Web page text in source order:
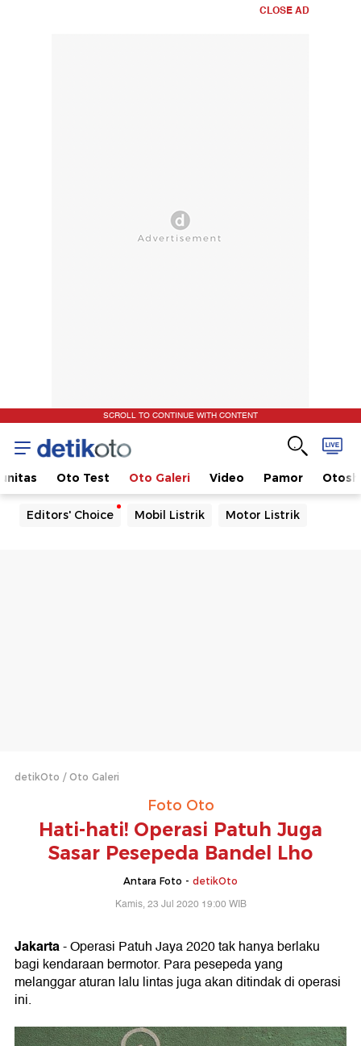
CLOSE AD
SCROLL TO CONTINUE WITH CONTENT
Oto Test Oto Galeri Video Pamor
Editors' Choice Mobil Listrik Motor Listrik
detikOto Oto Galeri
Foto Oto
Hati-hati! Operasi Patuh Juga
Sasar Pesepeda Bandel Lho
Antara Foto - detikOto
Kamis, 23 Jul 2020 19:00 WIB
Jakarta- Operasi Patuh Jaya 2020 tak hanya berlaku
bagi kendaraan bermotor. Para pesepeda yang
melanggar aturan lalu lintas juga akan ditindak di operasi
ini.